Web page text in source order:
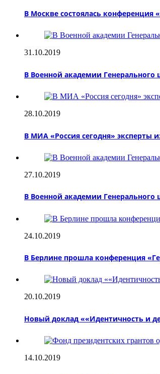
В Москве состоялась конференция
31.10.2019
В Военной академии
28.10.2019
В МИА «Россия сегодня» эксперты
27.10.2019
В Военной академии
24.10.2019
В Берлине прошла конференция
20.10.2019
Новый доклад ««Идентичность и
14.10.2019